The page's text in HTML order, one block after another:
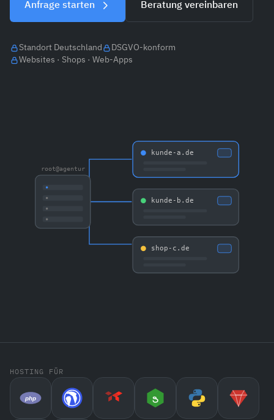
Anfrage starten Beratung vereinbaren
Standort Deutschland
DSGVO-konform
Websites · Shops · Web-Apps
root@agentur
kunde-a.de
kunde-b.de
shop-c.de
HOSTING FÜR
php